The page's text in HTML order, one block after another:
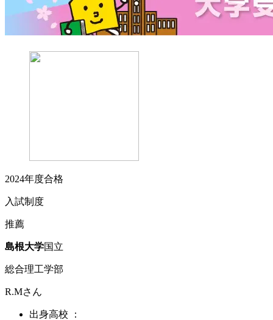
2024年度合格
入試制度
推薦
島根大学国立
総合理工学部
R.Mさん
出身高校 ：